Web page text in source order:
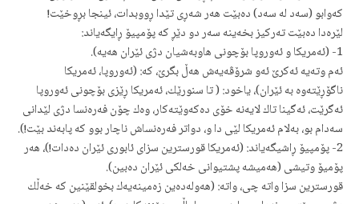
كه‌وابو (سه‌د له‌ سه‌د) ده‌بێت هه‌ر شه‌ڕی تێدا ڕووبدات، ئینجا بڕوخێت!
لێره‌دا ده‌بێت ته‌ركیز بخه‌ینه‌ سه‌ر دو دێڕ كه‌ پۆمپیۆ ڕايگه‌یاند:
1- (ئه‌مریكا و ئه‌وروپا بۆچونی هاوبه‌شیان دژی ئێران هه‌یه‌).
ئه‌م وته‌یه‌ ئه‌كرێ ئه‌و شرۆڤه‌یه‌ش هه‌ڵ بگرێ، كه‌: (ئه‌وروپا، ئه‌مریكا
ناگۆڕێته‌وه‌ به‌ ئێران)، یاخود: ( تا سنورێك، ئه‌مریكا ڕێزی بۆچونی ئه‌وروپا
ئه‌گرێت، ئه‌گینا تاك لایه‌نه‌ خۆی ده‌كه‌وێته‌كار، وه‌ك چۆن فه‌ره‌نسا دژی لێدانی
سه‌دام بو، به‌لام ئه‌مریكا لێی دا و، دواتر فه‌ره‌نساش ناچار بوو كه‌ پابه‌ند بێت!).
2- پۆمپیۆ ڕاشیگه‌یاند: (ئه‌مریكا قورسترین سزای ئابوری ئێران ده‌دات!)، هه‌ر
پۆمیۆ وتیشی (هه‌میشه‌ پشتیوانی خه‌لكی ئێران ده‌بین).
قورسترین سزا واته‌ چی، واته:‌ (هه‌وله‌ده‌ین زه‌مینه‌یه‌ك بخولقێنین كه‌ خه‌ڵك